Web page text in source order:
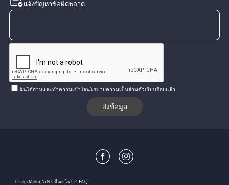
แจ้งปัญหาข้อผิดพลาด
ฉันได้อ่านและทำความเข้าใจนโยบายความเป็นส่วนตัวเรียบร้อยแล้ว
Osaka Metro NiNE คืออะไร? FAQ